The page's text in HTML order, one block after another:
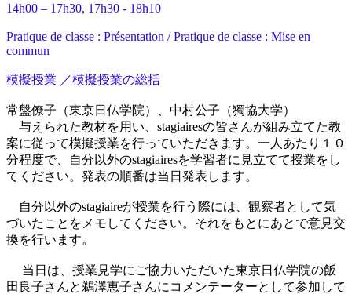
14h00 – 17h30, 17h30 - 18h10
Pratique de classe : Présentation / Pratique de classe : Mise en
commun
模擬授業 ／模擬授業の総括
常盤僚子（東京日仏学院）、中村公子（獨協大学）
与えられた教材を用い、stagiairesの皆さんが組み立てた教
案に従って模擬授業を行っていただきます。一人あたり１０
分程度で、自分以外のstagiairesを学習者に見立てて授業をし
てください。発表の順番は当日発表します。
自分以外のstagiaireが授業を行う際には、観察者として気
づいたことをメモしてください。それをもとにあとで意見交
換を行います。
当日は、授業見学にご協力いただいた東京日仏学院の飯
田良子さんと鵜澤恵子さんにコメンテーターとして参加して